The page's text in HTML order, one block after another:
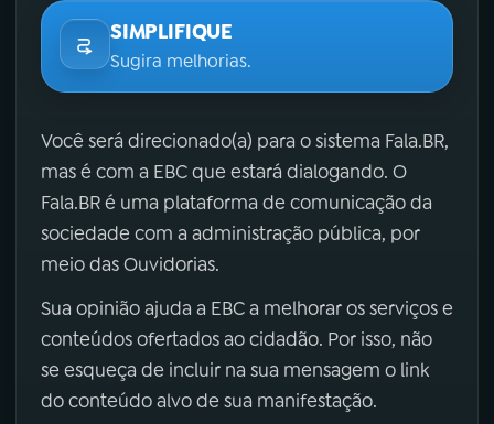
SIMPLIFIQUE
Sugira melhorias.
Você será direcionado(a) para o sistema Fala.BR,
mas é com a EBC que estará dialogando. O
Fala.BR é uma plataforma de comunicação da
sociedade com a administração pública, por
meio das Ouvidorias.
Sua opinião ajuda a EBC a melhorar os serviços e
conteúdos ofertados ao cidadão. Por isso, não
se esqueça de incluir na sua mensagem o link
do conteúdo alvo de sua manifestação.